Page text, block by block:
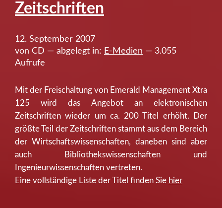
Zeitschriften
12. September 2007
von CD — abgelegt in: E-Medien — 3.055
Aufrufe
Mit der Freischaltung von Emerald Management Xtra
125 wird das Angebot an elektronischen
Zeitschriften wieder um ca. 200 Titel erhöht. Der
größte Teil der Zeitschriften stammt aus dem Bereich
der Wirtschaftswissenschaften, daneben sind aber
auch Bibliothekswissenschaften und
Ingenieurwissenschaften vertreten.
Eine vollständige Liste der Titel finden Sie hier